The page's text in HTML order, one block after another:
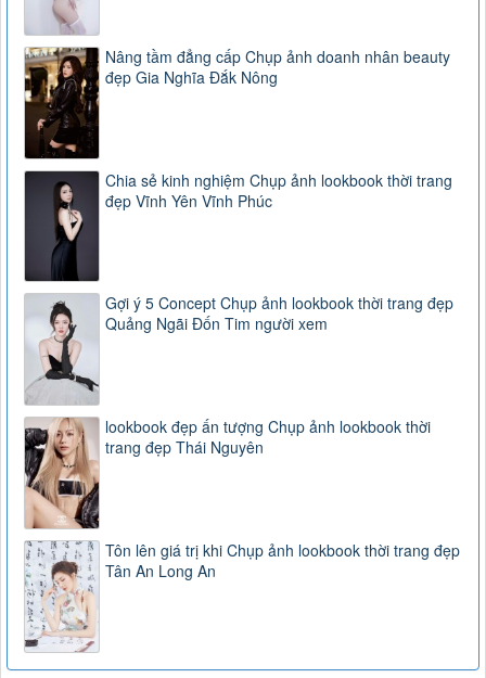
Nâng tầm đẳng cấp Chụp ảnh doanh nhân beauty
đẹp Gia Nghĩa Đắk Nông
Chia sẻ kinh nghiệm Chụp ảnh lookbook thời trang
đẹp Vĩnh Yên Vĩnh Phúc
Gợi ý 5 Concept Chụp ảnh lookbook thời trang đẹp
Quảng Ngãi Đốn Tim người xem
lookbook đẹp ấn tượng Chụp ảnh lookbook thời
trang đẹp Thái Nguyên
Tôn lên giá trị khi Chụp ảnh lookbook thời trang đẹp
Tân An Long An